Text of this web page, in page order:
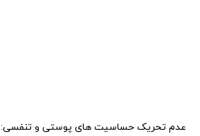
عدم تحریک حساسیت های پوستی و تنفسی: